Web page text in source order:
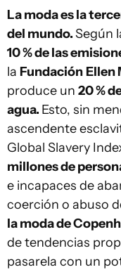
La moda es la
del mundo.Según
10 % de las
la Fundación Ellen
produce un 20 %
agua. Esto, sin
ascendente
Global Slavery
millones de
e incapaces de
coerción o abuso
la moda de
de tendencias
pasarela con un